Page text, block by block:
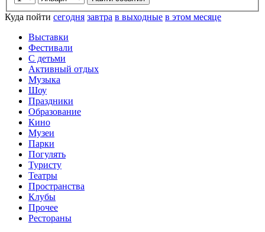
Куда пойти сегодня завтра в выходные в этом месяце
Выставки
Фестивали
С детьми
Активный отдых
Музыка
Шоу
Праздники
Образование
Кино
Музеи
Парки
Погулять
Туристу
Театры
Пространства
Клубы
Прочее
Рестораны